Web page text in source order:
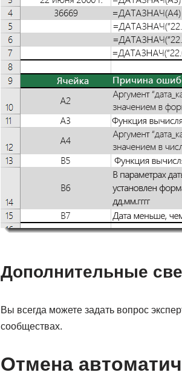
Дополнительные
Вы всегда можете задать вопрос
сообществах.
Отмена